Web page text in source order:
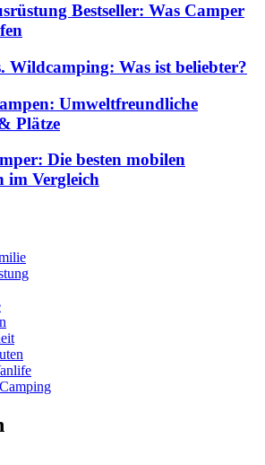
Bestseller: Was Camper
Wildcamping: Was ist beliebter?
Umweltfreundliche
Plätze
Die besten mobilen
im Vergleich